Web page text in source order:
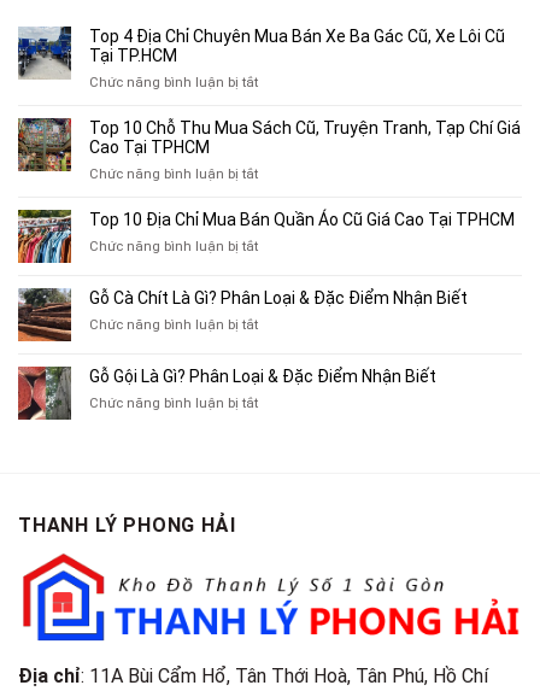
Top 4 Địa Chỉ Chuyên Mua Bán Xe Ba Gác Cũ, Xe Lôi Cũ
Tại TP.HCM
Chức năng bình luận bị tắtở
4
Chuyên
Bán
Xe
Cũ,
Xe
Cũ
TP.HCM
Top 10 Chỗ Thu Mua Sách Cũ, Truyện Tranh, Tạp Chí Giá
Cao Tại TPHCM
Chức năng bình luận bị tắtở
10
Thu
Sách
Tạp
Chí
Top 10 Địa Chỉ Mua Bán Quần Áo Cũ Giá Cao Tại TPHCM
Chức năng bình luận bị tắtở
Địa
Chỉ
Bán
Áo
Gỗ Cà Chít Là Gì? Phân Loại & Đặc Điểm Nhận Biết
Chức năng bình luận bị tắtở
Chít
Là
Gỗ Gội Là Gì? Phân Loại & Đặc Điểm Nhận Biết
Chức năng bình luận bị tắtở
Điểm
Nhận
Biết
THANH LÝ PHONG HẢI
Địa chỉ: 11A Bùi Cẩm Hổ, Tân Thới Hoà, Tân Phú, Hồ Chí